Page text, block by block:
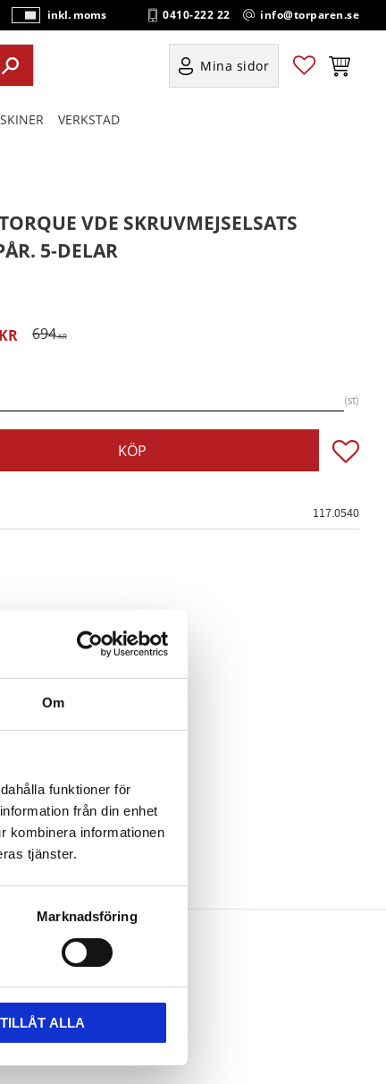
Om
funktioner för
från din enhet
kombinera informationen
tjänster.
Marknadsföring
TILLÅT ALLA
P
ri
s
e
vi
inkl. moms 0410-222 22 info@torparen.se
Mina sidor Favoriter
VERKSTAD
VDE SKRUVMEJSELSATS
5-DELAR
pris:
KR Ordinarie pris:
694KR
st
KÖP Lägg
117.0540